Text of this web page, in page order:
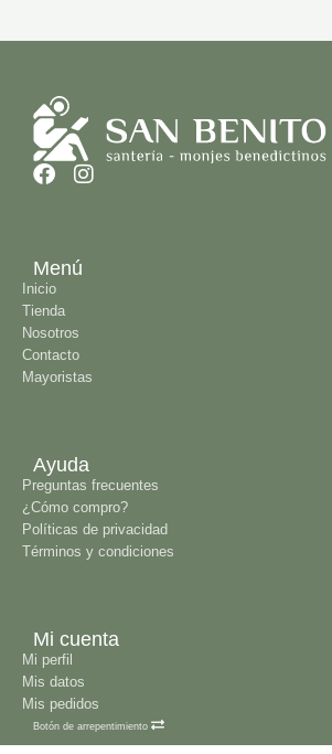
Menú
Inicio
Tienda
Nosotros
Contacto
Mayoristas
Ayuda
Preguntas frecuentes
¿Cómo compro?
Políticas de privacidad
Términos y condiciones
Mi cuenta
Mi perfil
Mis datos
Mis pedidos
Botón de arrepentimiento